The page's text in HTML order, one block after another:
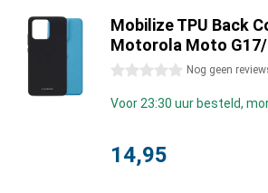
Mobilize TPU Back
Motorola Moto G17/
0 sterren Nog geen
Voor 23:30 uur besteld,
14,95